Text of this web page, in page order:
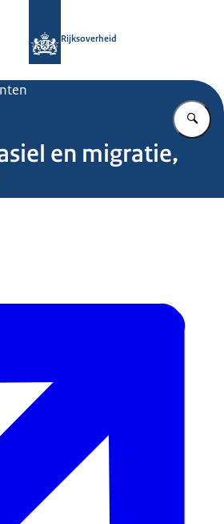
Rijksoverheid
en migratie,